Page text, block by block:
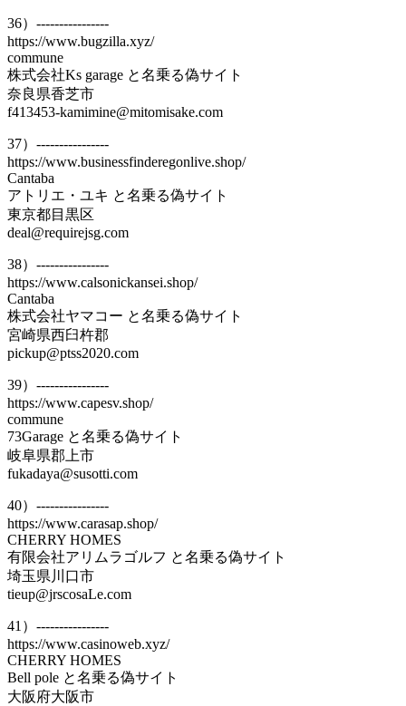
36）----------------
https://www.bugzilla.xyz/
commune
株式会社Ks garage と名乗る偽サイト
奈良県香芝市
f413453-kamimine@mitomisake.com
37）----------------
https://www.businessfinderegonlive.shop/
Cantaba
アトリエ・ユキ と名乗る偽サイト
東京都目黒区
deal@requirejsg.com
38）----------------
https://www.calsonickansei.shop/
Cantaba
株式会社ヤマコー と名乗る偽サイト
宮崎県西臼杵郡
pickup@ptss2020.com
39）----------------
https://www.capesv.shop/
commune
73Garage と名乗る偽サイト
岐阜県郡上市
fukadaya@susotti.com
40）----------------
https://www.carasap.shop/
CHERRY HOMES
有限会社アリムラゴルフ と名乗る偽サイト
埼玉県川口市
tieup@jrscosaLe.com
41）----------------
https://www.casinoweb.xyz/
CHERRY HOMES
Bell pole と名乗る偽サイト
大阪府大阪市